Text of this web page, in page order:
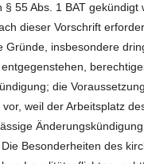
55 Abs. 1 BAT
dieser Vorschrift
Gründe, insbesondere
die
weil der Arbeitsplatz
Besonderheiten des